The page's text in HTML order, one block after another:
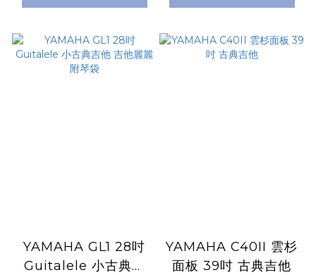
YAMAHA GL1 28吋
Guitalele 小古典吉
YAMAHA C40II 雲杉
面板 39吋 古典吉他